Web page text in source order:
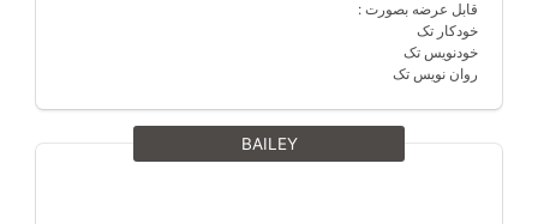
قابل عرضه بصورت :
خودکار تک
خودنویس تک
روان نویس تک
BAILEY